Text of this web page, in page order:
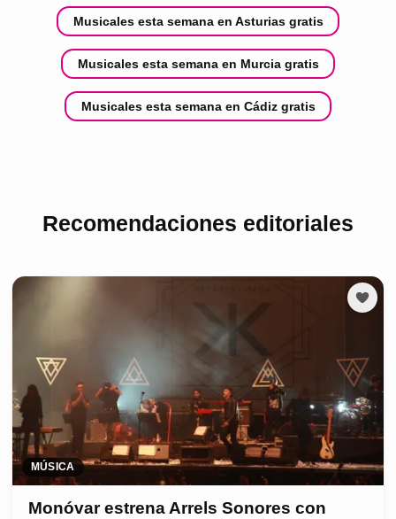
Musicales esta semana en Asturias gratis
Musicales esta semana en Murcia gratis
Musicales esta semana en Cádiz gratis
Recomendaciones editoriales
MÚSICA
Monóvar estrena Arrels Sonores con